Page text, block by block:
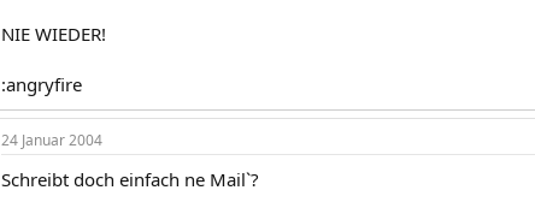
NIE WIEDER!
:angryfire
24 Januar 2004
Schreibt doch einfach ne Mail`?